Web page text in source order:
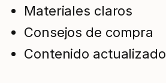
Materiales claros
Consejos de compra
Contenido actualizado